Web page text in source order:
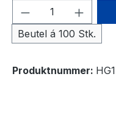
Produkt
Beutel á 100 Stk.
Produktnummer: